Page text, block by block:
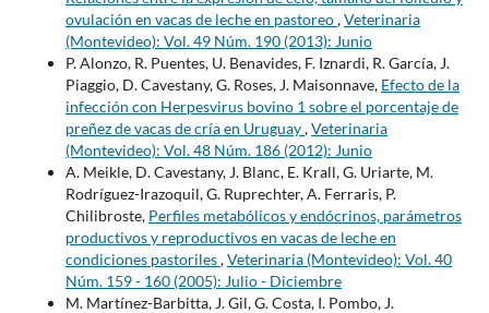
ovulación en vacas de leche en pastoreo,Veterinaria
(Montevideo): Vol. 49 Núm. 190 (2013): Junio
P. Alonzo, R. Puentes, U. Benavides, F. Iznardi, R. García, J.
Piaggio, D. Cavestany, G. Roses, J. Maisonnave, Efecto de la
infección con Herpesvirus bovino 1 sobre el porcentaje de
preñez de vacas de cría en Uruguay,Veterinaria
(Montevideo): Vol. 48 Núm. 186 (2012): Junio
A. Meikle, D. Cavestany, J. Blanc, E. Krall, G. Uriarte, M.
Rodríguez-Irazoquil, G. Ruprechter, A. Ferraris, P.
Chilibroste, Perfiles metabólicos y endócrinos, parámetros
productivos y reproductivos en vacas de leche en
condiciones pastoriles,Veterinaria (Montevideo): Vol. 40
Núm. 159 - 160 (2005): Julio - Diciembre
M. Martínez-Barbitta, J. Gil, G. Costa, I. Pombo, J.